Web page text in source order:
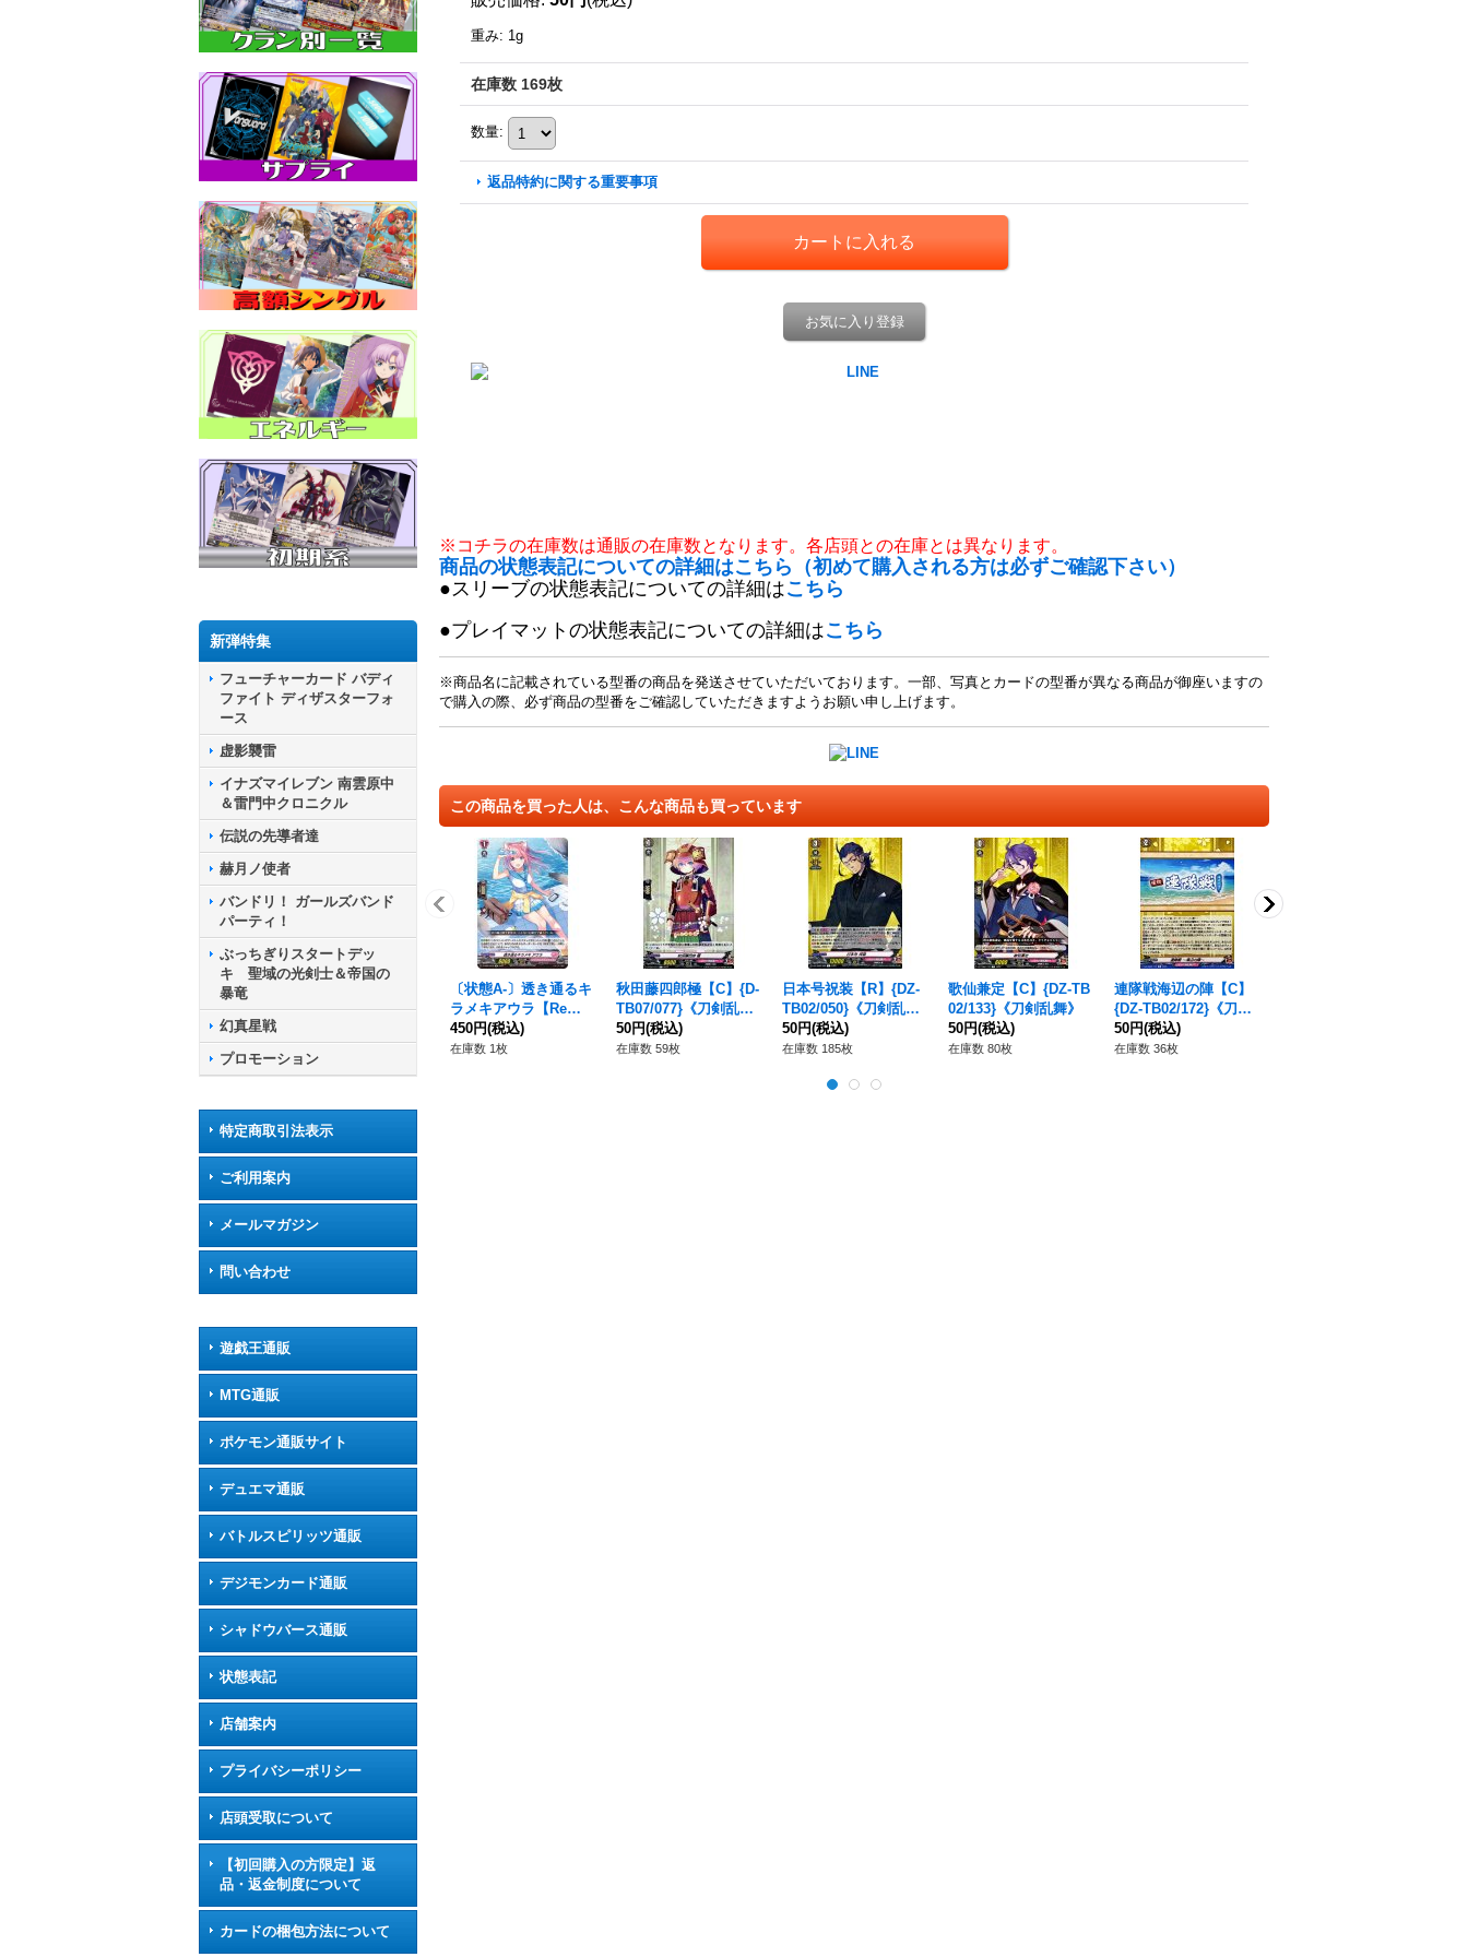
新弾特集
フューチャーカード バディ
ファイト ディザスターフォ
ース
虚影襲雷
イナズマイレブン 南雲原中
＆雷門中クロニクル
伝説の先導者達
赫月ノ使者
バンドリ！ ガールズバンド
パーティ！
ぶっちぎりスタートデッ
キ 聖域の光剣士＆帝国の
暴竜
幻真星戦
プロモーション
特定商取引法表示
ご利用案内
メールマガジン
問い合わせ
遊戯王通販
MTG通販
ポケモン通販サイト
デュエマ通販
バトルスピリッツ通販
デジモンカード通販
シャドウバース通販
状態表記
店舗案内
プライバシーポリシー
店頭受取について
【初回購入の方限定】返
品・返金制度について
カードの梱包方法について
重み: 1g
在庫数 169枚
数量:
返品特約に関する重要事項
お気に入り登録
※コチラの在庫数は通販の在庫数となります。各店頭との在庫とは異なります。
商品の状態表記についての詳細はこちら（初めて購入される方は必ずご確認下さい）
●スリーブの状態表記についての詳細はこちら
●プレイマットの状態表記についての詳細はこちら
※商品名に記載されている型番の商品を発送させていただいております。一部、写真とカードの型番が異なる商品が御座いますの
で購入の際、必ず商品の型番をご確認していただきますようお願い申し上げます。
この商品を買った人は、こんな商品も買っています
〔状態A-〕透き通るキ
ラメキアウラ【Re】
{D-SS05/Re36}《リリ
カルモナステリオ》
450円(税込)
在庫数 1枚
秋田藤四郎極【C】{D-
TB07/077}《刀剣乱
舞》
50円(税込)
在庫数 59枚
日本号祝装【R】{DZ-
TB02/050}《刀剣乱
舞》
50円(税込)
在庫数 185枚
歌仙兼定【C】{DZ-TB
02/133}《刀剣乱舞》
50円(税込)
在庫数 80枚
連隊戦海辺の陣【C】
{DZ-TB02/172}《刀剣
乱舞》
50円(税込)
在庫数 36枚